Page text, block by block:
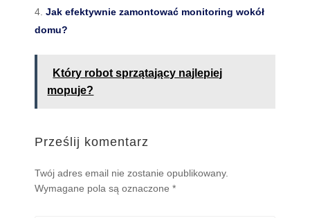
Jak efektywnie zamontować monitoring wokół
domu?
Który robot sprzątający najlepiej
mopuje?
Prześlij komentarz
Twój adres email nie zostanie opublikowany.
Wymagane pola są oznaczone*